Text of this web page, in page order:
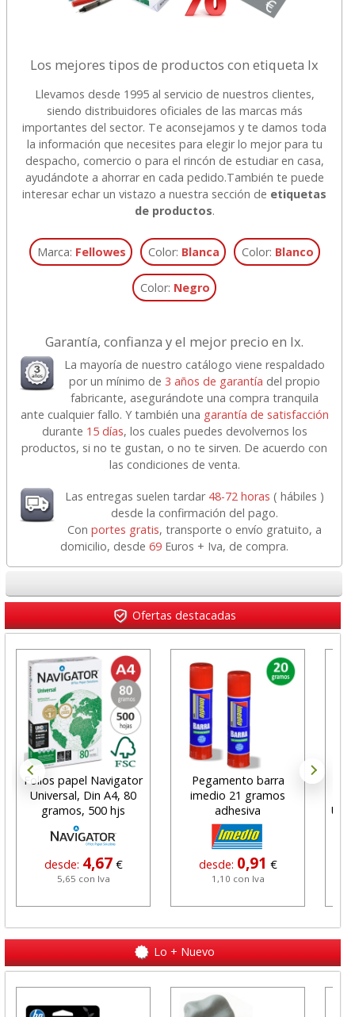
Los mejores tipos de productos con etiqueta lx
Llevamos desde 1995 al servicio de nuestros clientes,
siendo distribuidores oficiales de las marcas más
importantes del sector. Te aconsejamos y te damos toda
la información que necesites para elegir lo mejor para tu
despacho, comercio o para el rincón de estudiar en casa,
ayudándote a ahorrar en cada pedido.También te puede
interesar echar un vistazo a nuestra sección de etiquetas
de productos.
Marca: Fellowes Color: Blanca Color: Blanco
Color: Negro
Garantía, confianza y el mejor precio en lx.
La mayoría de nuestro catálogo viene respaldado
por un mínimo de 3 años de garantía del propio
fabricante, asegurándote una compra tranquila
ante cualquier fallo. Y también una garantía de satisfacción
durante 15 días, los cuales puedes devolvernos los
productos, si no te gustan, o no te sirven. De acuerdo con
las condiciones de venta.
Las entregas suelen tardar 48-72 horas ( hábiles )
desde la confirmación del pago.
Con portes gratis, transporte o envío gratuito, a
domicilio, desde69 Euros + Iva, de compra.
Ofertas destacadas
Folios papel Navigator
Universal, Din A4, 80
gramos, 500 hjs
desde: 4,67 €
5,65 con Iva
Pegamento barra
imedio 21 gramos
adhesiva
desde: 0,91 €
1,10 con Iva
Lo + Nuevo